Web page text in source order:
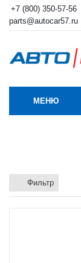
+7 (800) 350-57-56
parts@autocar57.ru
МЕНЮ
Фильтр